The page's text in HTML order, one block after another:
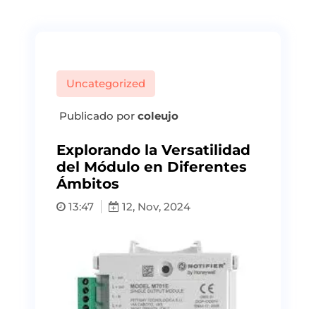
Uncategorized
Publicado por coleujo
Explorando la Versatilidad
del Módulo en Diferentes
Ámbitos
13:47 12, Nov, 2024